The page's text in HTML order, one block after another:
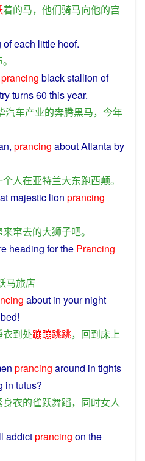
着的马， 他们骑马向他的宫
ofeach little hoof.
。
prancing blackstallion of
turns 60 thisyear.
汽车产业的奔腾黑马， 今年
, prancing aboutAtlantaby
个人在亚特兰大东跑西颠。
majestic lion prancing
来窜去的大狮子吧。
heading for the Prancing
马旅店
about in yournight
bed!
衣到处蹦蹦跳跳， 回到床上
prancing around in tights
in tutus?
身衣的雀跃舞蹈， 同时女人
addictprancing on the